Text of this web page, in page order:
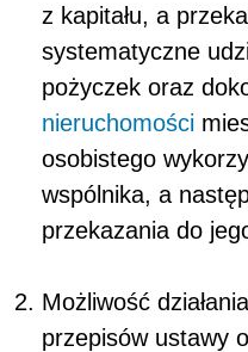
z kapitału, a
systematyczne
pożyczek oraz
nieruchomości
osobistego
wspólnika, a
przekazania do
Możliwość
przepisów ustawy